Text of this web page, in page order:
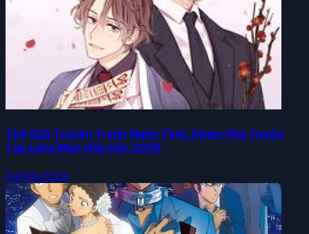
Thế Giới Truyện Tranh Ngôn Tình: Khám Phá Tuyển
Tập Lãng Mạn Hấp Dẫn 2026
04/08/2026